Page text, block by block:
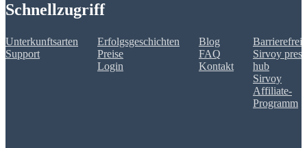
Schnellzugriff
Unterkunftsarten
Support
Erfolgsgeschichten
Preise
Login
Blog
FAQ
Kontakt
Sirvoy press
hub
Sirvoy
Affiliate-
Programm